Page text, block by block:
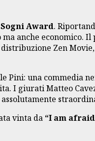
Award.
anche economico.
Zen
una commedia
I giurati Matteo
vinta da “I am